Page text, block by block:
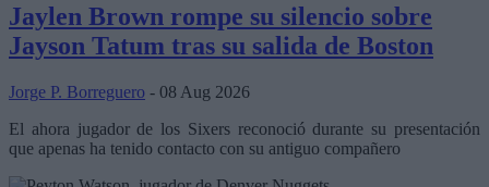
Jaylen Brown rompe su silencio sobre
Jayson Tatum tras su salida de Boston
Jorge P. Borreguero - 08 Aug 2026
El ahora jugador de los Sixers reconoció durante su presentación
que apenas ha tenido contacto con su antiguo compañero